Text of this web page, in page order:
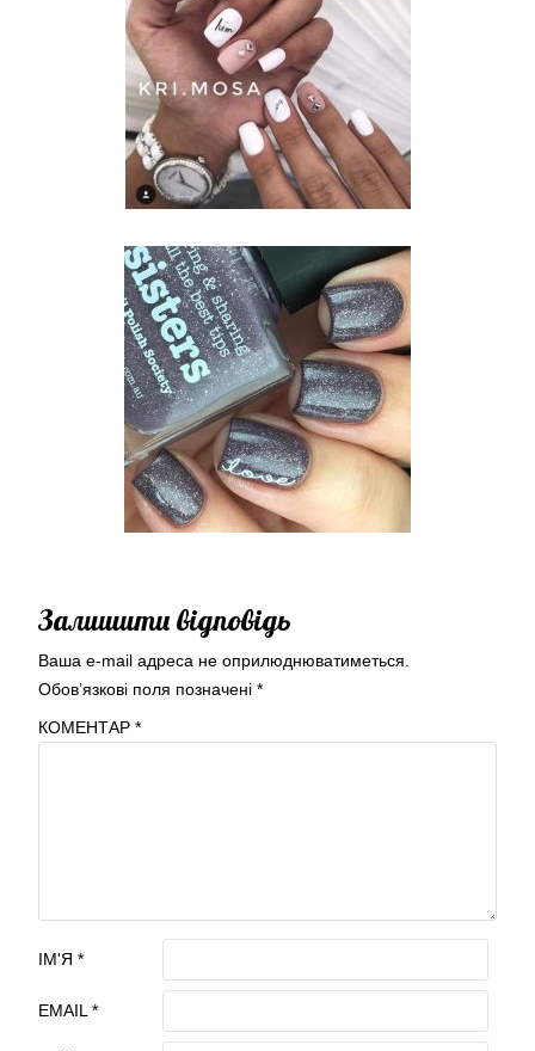
Залишити відповідь
Ваша e-mail адреса не оприлюднюватиметься.
Обов’язкові поля позначені *
КОМЕНТАР *
ІМ'Я *
EMAIL *